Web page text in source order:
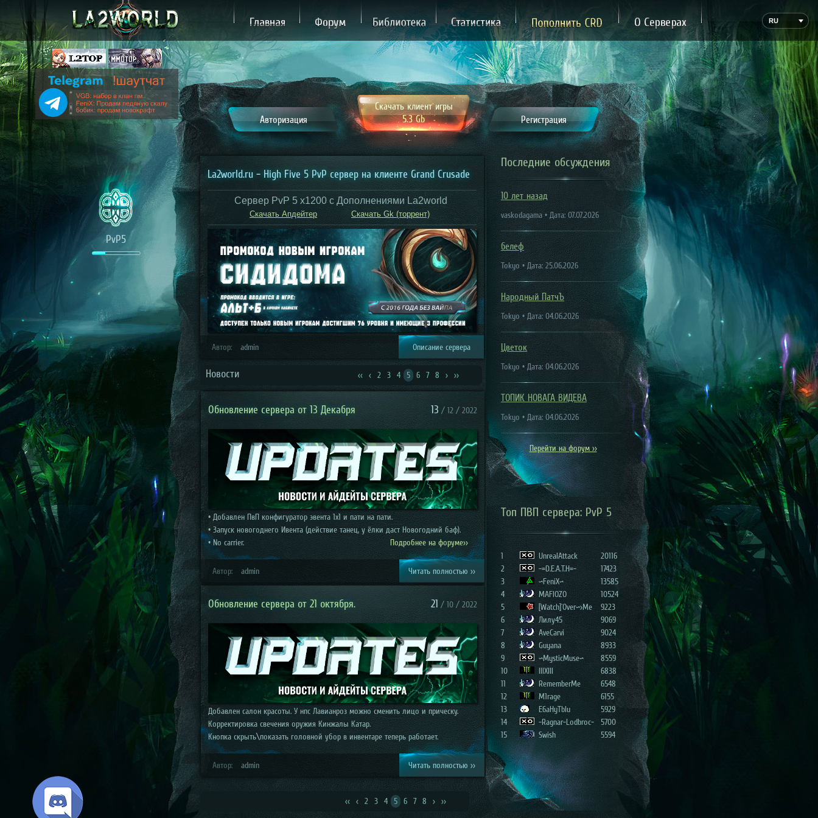
Главная Форум Библиотека Статистика Пожертвование О Сервере RU
PvP5
Авторизация
Скачать клиент игры
5.3 Gb
Регистрация
La2world.ru – High Five 5 PvP cервер на клиенте Grand Crusade
Сервер PvP 5 x1200 c Дополнениями La2world
Скачать Апдейтер Скачать Gk (торрент)
Автор: admin Описание сервера
Новости << < 2 3 4 5 6 7 8 > >>
Обновление сервера от 13 Декабря 13 / 12 / 2022
• Добавлен ПвП конфигуратор эвента 1х1 и пати на пати.
• Запуск новогоднего Ивента (действие танец, у ёлки даст Новогодний баф).
• No carrier. Подробнее на форуме>>
Автор: admin Читать полностью >>
Обновление сервера от 21 октября. 21 / 10 / 2022
Добавлен салон красоты. У нпс Лавианроз можно сменить лицо и прическу.
Корректировка свечения оружия Кинжалы Катар.
Кнопка скрыть\показать головной убор в инвентаре теперь работает.
Автор: admin Читать полностью >>
<< < 2 3 4 5 6 7 8 > >>
Последние обсуждения
10 лет назад
vaskodagama • Дата: 07.07.2026
белеф
Tokyo • Дата: 25.06.2026
Народный ПатчЪ
Tokyo • Дата: 04.06.2026
Цветок
Tokyo • Дата: 04.06.2026
ТОПИК НОВАГА ВИДЕВА
Tokyo • Дата: 04.06.2026
Перейти на форум >>
Топ ПВП сервера: PvP 5
1 UnrealAttack
20116
2
-=D.E.A.T.H=-
17423
3
~FeniX~
13585
4
MAFIOZO
10524
5
[Watch]`Over~>Me
9223
6
Лилу45
9069
7
AveCarvi
9024
8
Guyana
8933
9
~MysticMuse~
8559
10
IIIXIII
6838
11
RememberMe
6548
12
M1rage
6155
13
E6aHyTblu
5929
14
-Ragnar-Lodbroc-
5700
15
Swish 5594